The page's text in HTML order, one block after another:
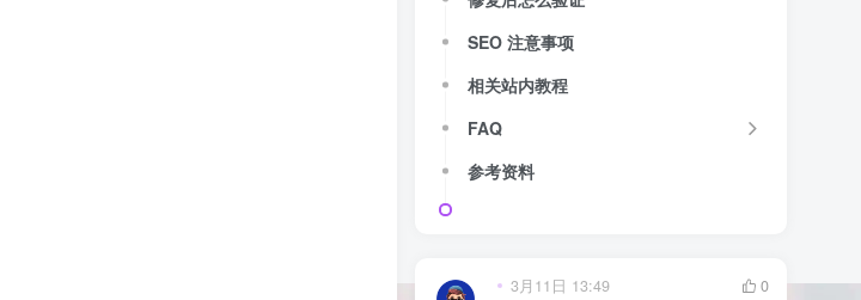
SEO 注意事项
相关站内教程
FAQ
参考资料
3月11日 13:49
0